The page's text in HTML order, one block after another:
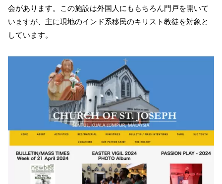
会があります。この施設は外国人にももちろん門戸を開いて
いますが、主に現地のインド系移民のキリスト教徒を対象と
しています。